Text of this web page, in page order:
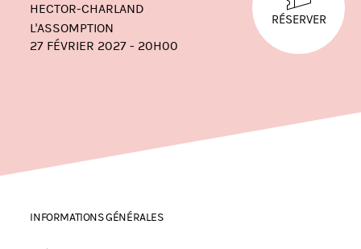
HECTOR-CHARLAND
27 FÉVRIER 2027 - 20H00
L'ASSOMPTION
RÉSERVER
INFORMATIONS GÉNÉRALES